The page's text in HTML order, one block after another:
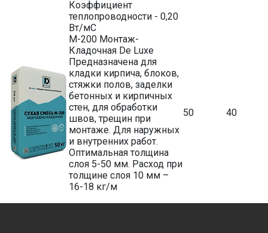
Коэффициент
теплопроводности - 0,20
Вт/мС
М-200 Монтаж-
Кладочная De Luxe
50 40
Предназначена для
кладки кирпича, блоков,
стяжки полов, заделки
бетонных и кирпичных
стен, для обработки
швов, трещин при
монтаже. Для наружных
и внутренних работ.
Оптимальная толщина
слоя 5-50 мм. Расход при
толщине слоя 10 мм –
16-18 кг/м